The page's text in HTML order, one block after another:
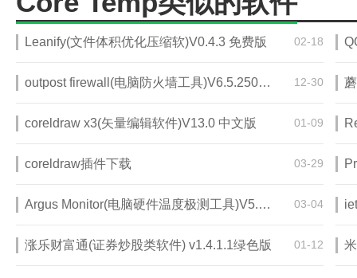
Leanify(文件体积优化压缩软)V0.4.3 免费版 02-18
outpost firewall(电脑防火墙工具)V6.5.2509 汉化版 12-30
coreldraw x3(矢量编辑软件)V13.0 中文版 01-09
coreldraw插件下载 03-29
Argus Monitor(电脑硬件温度极测工具)V5.1.04 免费版 03-04
涨乐财富通(证券炒股类软件) v1.4.1.1绿色版 01-12